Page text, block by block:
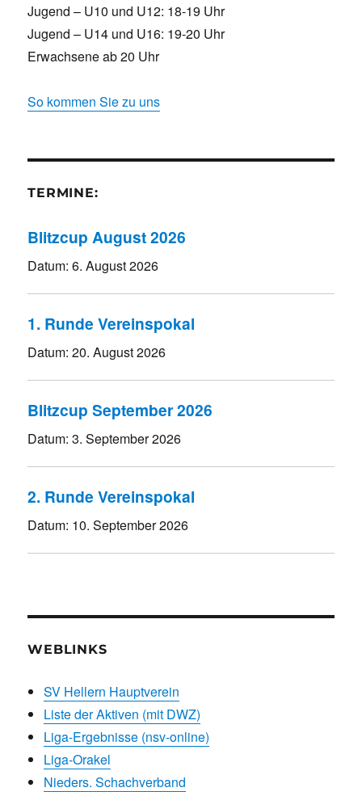
Jugend – U10 und U12: 18-19 Uhr
Jugend – U14 und U16: 19-20 Uhr
Erwachsene ab 20 Uhr
So kommen Sie zu uns
TERMINE:
Blitzcup August 2026
Datum:6. August 2026
1. Runde Vereinspokal
Datum:20. August 2026
Blitzcup September 2026
Datum:3. September 2026
2. Runde Vereinspokal
Datum: 10. September 2026
WEBLINKS
SV Hellern Hauptverein
Liste der Aktiven (mit DWZ)
Liga-Ergebnisse (nsv-online)
Liga-Orakel
Nieders. Schachverband